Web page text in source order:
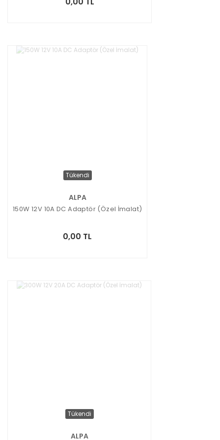
Tükendi
ALPA
150W 12V 10A DC Adaptör (Özel İmalat)
0,00 TL
Tükendi
ALPA